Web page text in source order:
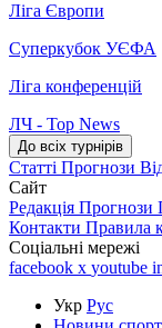
Ліга Європи
Суперкубок УЄФА
Ліга конференцій
ЛЧ - Top News
До всіх турнірів
Статті Прогнози
Сайт
Редакція Прогнози
Контакти Правила
Соціальні мережі
facebook x youtube
Укр Рус